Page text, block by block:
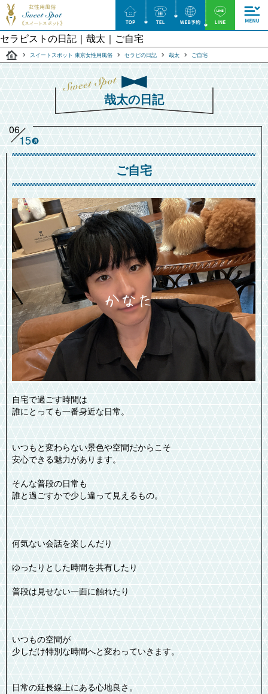
セラピストの日記｜哉太｜ご自宅
スイートスポット 東京女性用風俗 セラピの日記 哉太 ご自宅
哉太の日記
06
15 月
ご自宅
自宅で過ごす時間は
誰にとっても一番身近な日常。
いつもと変わらない景色や空間だからこそ
安心できる魅力があります。
そんな普段の日常も
誰と過ごすかで少し違って見えるもの。
何気ない会話を楽しんだり
ゆったりとした時間を共有したり
普段は見せない一面に触れたり
いつもの空間が
少しだけ特別な時間へと変わっていきます。
日常の延長線上にある心地良さ。